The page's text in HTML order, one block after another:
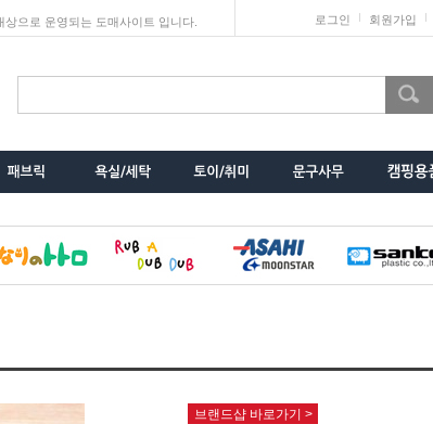
상으로 운영되는 도매사이트 입니다. 로그인 회원가입
브랜드샵 바로가기 >